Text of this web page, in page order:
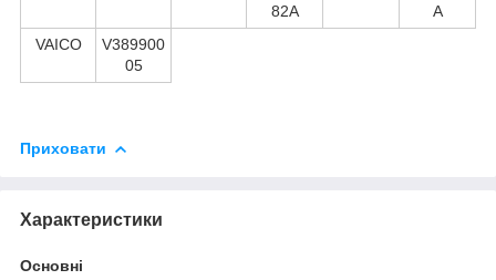
82A
A
VAICO
V389900
05
Приховати
Характеристики
Основні